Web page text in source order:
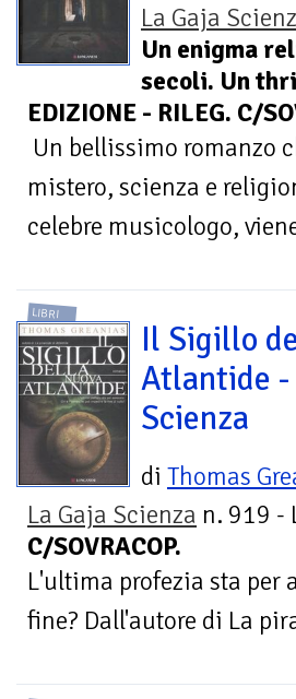
La Gaja
Un enigma
secoli. Un
EDIZIONE - RILEG. C/
Un bellissimo romanzo
mistero, scienza e
celebre musicologo,
LIBRI
Il Sigillo
Atlantide -
Scienza
di Thomas
La Gaja Scienza n. 919 -
C/SOVRACOP.
L'ultima profezia sta per
fine? Dall'autore di La